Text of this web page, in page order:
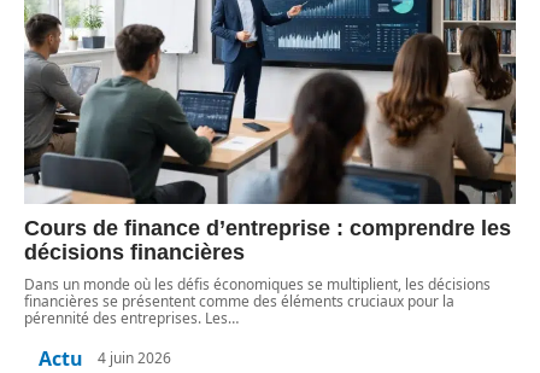
Cours de finance d’entreprise : comprendre les
décisions financières
Dans un monde où les défis économiques se multiplient, les décisions
financières se présentent comme des éléments cruciaux pour la
pérennité des entreprises. Les…
Actu 4 juin 2026